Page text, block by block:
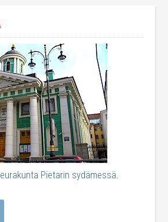
Pietarin sydämessä.